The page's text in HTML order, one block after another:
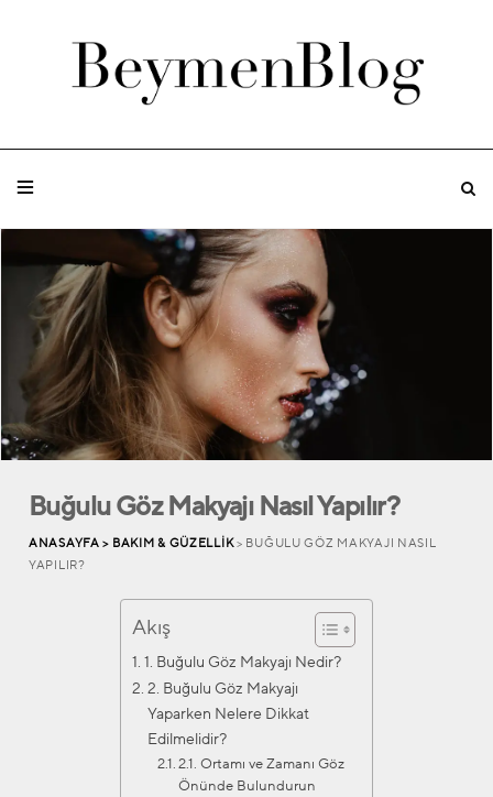
Buğulu Göz Makyajı Nasıl Yapılır?
ANASAYFA > BAKIM & GÜZELLIK> BUĞULU GÖZ MAKYAJI NASIL
YAPILIR?
Akış
1. Buğulu Göz Makyajı Nedir?
2. Buğulu Göz Makyajı
Yaparken Nelere Dikkat
Edilmelidir?
2.1. Ortamı ve Zamanı Göz
Önünde Bulundurun